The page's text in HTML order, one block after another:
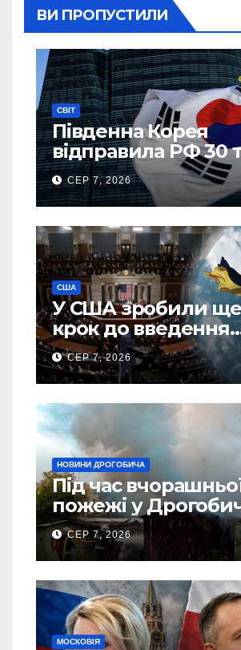
ВИ ПРОПУСТИЛИ
СВІТ
Південна Корея
відправила РФ 30
тонн авіапалива
СЕР 7, 2026
США
У США зробили
крок до введення
“пекельних
проти Росії
СЕР 7, 2026
НОВИНИ ДРОГОБИЧА
Під час
пожежі у
“врятовано” 4 гаражі
(Відео)
СЕР 7, 2026
МОСКОВІЯ